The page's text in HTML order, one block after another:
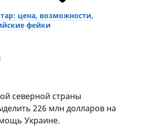
цена, возможности,
фейки
северной страны
226 млн долларов на
Украине.